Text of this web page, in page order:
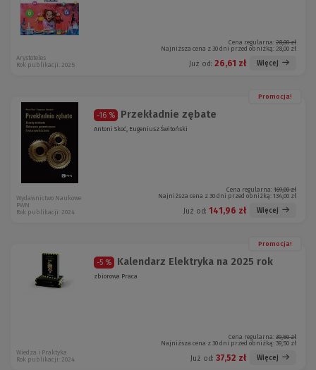
Cena regularna: 28,00 zł
Najniższa cena z 30 dni przed obniżką: 28,00 zł
Już od: 26,61 zł Więcej
Arystoteles
Rok publikacji: 2025
Promocja!
-16 % Przekładnie zębate
Antoni Skoć, Eugeniusz Świtoński
Cena regularna: 169,00 zł
Najniższa cena z 30 dni przed obniżką: 134,00 zł
Już od: 141,96 zł Więcej
Wydawnictwo Naukowe
PWN
Rok publikacji: 2024
Promocja!
-5 % Kalendarz Elektryka na 2025 rok
zbiorowa Praca
Cena regularna: 39,50 zł
Najniższa cena z 30 dni przed obniżką: 39,50 zł
Już od: 37,52 zł Więcej
Wiedza i Praktyka
Rok publikacji: 2024